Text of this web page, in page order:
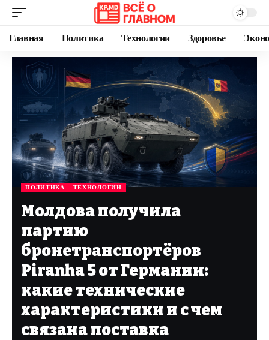
Главная Политика Технологии Здоровье
ПОЛИТИКА ТЕХНОЛОГИИ
Молдова получила
партию
бронетранспортёров
Piranha 5 от Германии:
какие технические
характеристики и с чем
связана поставка